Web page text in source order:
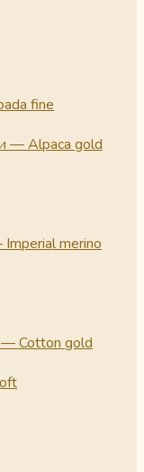
fine
— Alpaca gold
merino
— Cotton gold